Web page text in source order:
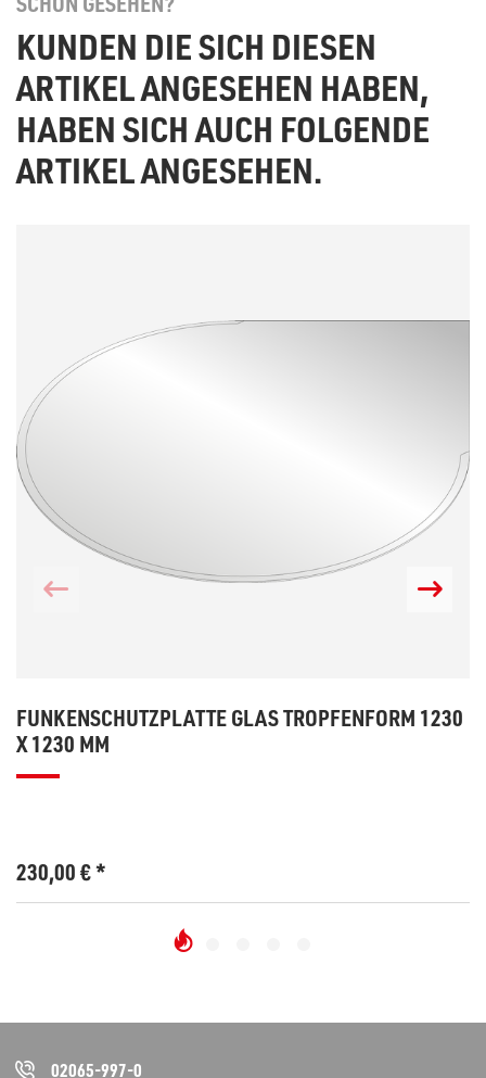
KUNDEN DIE SICH DIESEN
ARTIKEL ANGESEHEN HABEN,
HABEN SICH AUCH FOLGENDE
ARTIKEL ANGESEHEN.
FUNKENSCHUTZPLATTE GLAS TROPFENFORM 1230
X 1230 MM
230,00€*
02065-997-0